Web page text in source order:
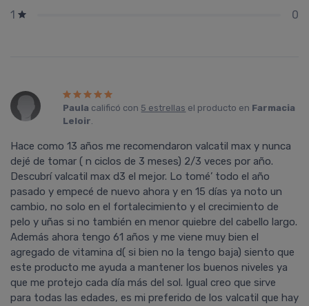
1
0
Paula calificó con 5 estrellas el producto en Farmacia
Leloir.
Hace como 13 años me recomendaron valcatil max y nunca
dejé de tomar ( n ciclos de 3 meses) 2/3 veces por año.
Descubrí valcatil max d3 el mejor. Lo tomé’ todo el año
pasado y empecé de nuevo ahora y en 15 días ya noto un
cambio, no solo en el fortalecimiento y el crecimiento de
pelo y uñas si no también en menor quiebre del cabello largo.
Además ahora tengo 61 años y me viene muy bien el
agregado de vitamina d( si bien no la tengo baja) siento que
este producto me ayuda a mantener los buenos niveles ya
que me protejo cada día más del sol. Igual creo que sirve
para todas las edades, es mi preferido de los valcatil que hay